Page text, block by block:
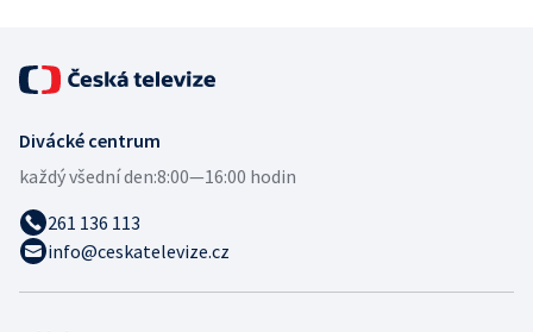
Divácké centrum
každý všední den:8:00—16:00 hodin
261 136 113
info@ceskatelevize.cz